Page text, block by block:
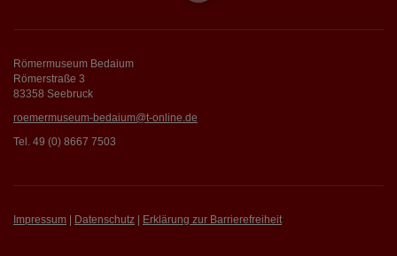
Römermuseum Bedaium
Römerstraße 3
83358 Seebruck
roemermuseum-bedaium@t-online.de
Tel. 49 (0) 8667 7503
Impressum Datenschutz Erklärung zur Barrierefreiheit